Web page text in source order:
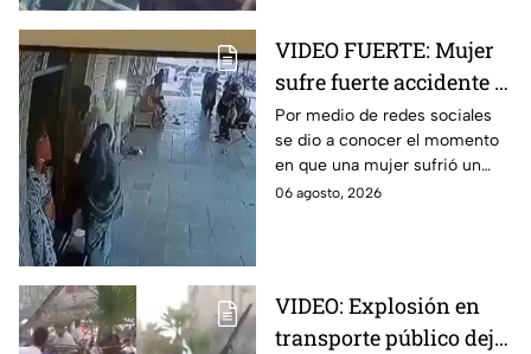
VIDEO FUERTE: Mujer
sufre fuerte accidente a
los pocos segundos de
haber salido del
hospital
Por medio de redes sociales
se dio a conocer el momento
en que una mujer sufrió un
fuerte accidente a los pocos
06 agosto, 2026
VIDEO: Explosión en
transporte público deja